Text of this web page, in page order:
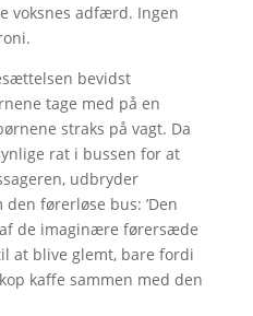
voksnes adfærd. Ingen
bevidst
tage med på en
straks på vagt. Da
rat i bussen for at
udbryder
førerløse bus: ’Den
af de imaginære førersæde
at blive glemt, bare fordi
kaffe sammen med den